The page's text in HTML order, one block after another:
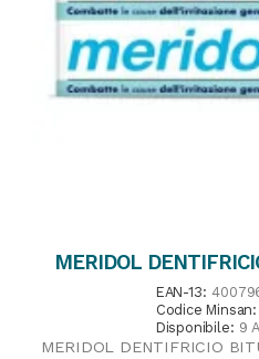
MERIDOL
EAN-13:
Codice Minsan:
Disponibile: 9
MERIDOL DENTIFRICIO